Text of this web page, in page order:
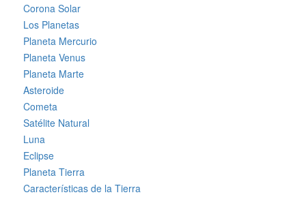
Corona Solar
Los Planetas
Planeta Mercurio
Planeta Venus
Planeta Marte
Asteroide
Cometa
Satélite Natural
Luna
Eclipse
Planeta Tierra
Características de la Tierra